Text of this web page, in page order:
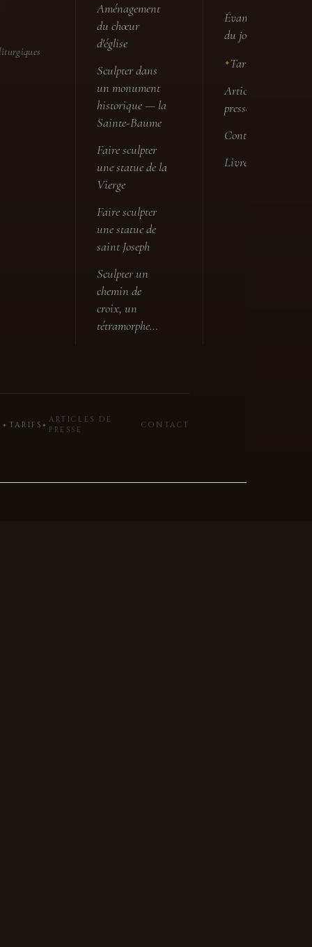
Aménagement
du chœur
d'église
Sculpter dans
un monument
historique — la
Sainte-Baume
Faire sculpter
une statue de la
Vierge
Faire sculpter
une statue de
saint Joseph
Sculpter un
chemin de
croix, un
tétramorphe…
Évangile
du jour
✦Tarifs
Articles de
presse
Contact
Livre d'or
✦ TARIFS ✦
ARTICLES DE
PRESSE
CONTACT